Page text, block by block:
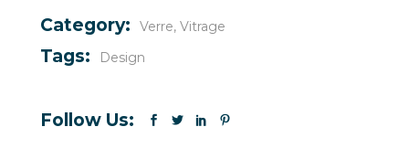
Category: Verre Vitrage
Tags: Design
Follow Us: